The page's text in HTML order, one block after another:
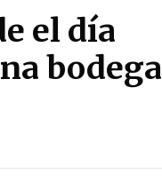
el día
bodega